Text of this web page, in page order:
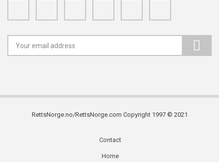
RettsNorge.no/RettsNorge.com Copyright 1997 © 2021
Contact
Home